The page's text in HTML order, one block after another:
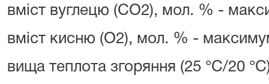
вміст вуглецю (CO2), мол. % -
вміст кисню (O2), мол. % -
вища теплота згоряння (25 °C/20